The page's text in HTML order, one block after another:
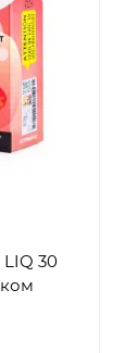
LIQ 30